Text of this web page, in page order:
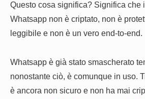
Questo cosa significa? Significa che
Whatsapp non è criptato, non è
leggibile e non è un vero end-to-end.
Whatsapp è già stato smascherato
nonostante ciò, è comunque in uso.
è ancora non sicuro e non ha mai